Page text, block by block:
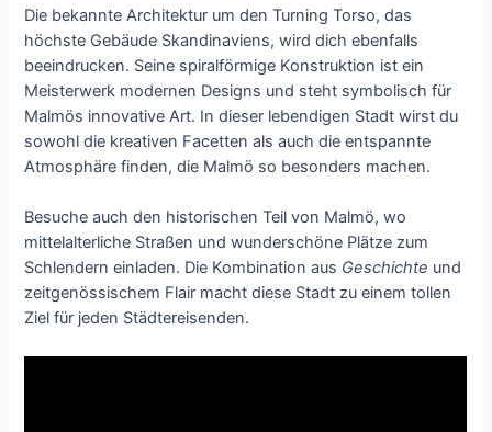
Die bekannte Architektur um den Turning Torso, das
höchste Gebäude Skandinaviens, wird dich ebenfalls
beeindrucken. Seine spiralförmige Konstruktion ist ein
Meisterwerk modernen Designs und steht symbolisch für
Malmös innovative Art. In dieser lebendigen Stadt wirst du
sowohl die kreativen Facetten als auch die entspannte
Atmosphäre finden, die Malmö so besonders machen.
Besuche auch den historischen Teil von Malmö, wo
mittelalterliche Straßen und wunderschöne Plätze zum
Schlendern einladen. Die Kombination aus Geschichte und
zeitgenössischem Flair macht diese Stadt zu einem tollen
Ziel für jeden Städtereisenden.